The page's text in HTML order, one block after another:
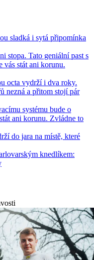
sladká i sytá připomínka
stopa. Tato geniální past s
vás stát ani korunu.
octa vydrží i dva roky.
nezná a přitom stojí pár
systému bude o
ani korunu. Zvládne to
do jara na místě, které
knedlíkem: